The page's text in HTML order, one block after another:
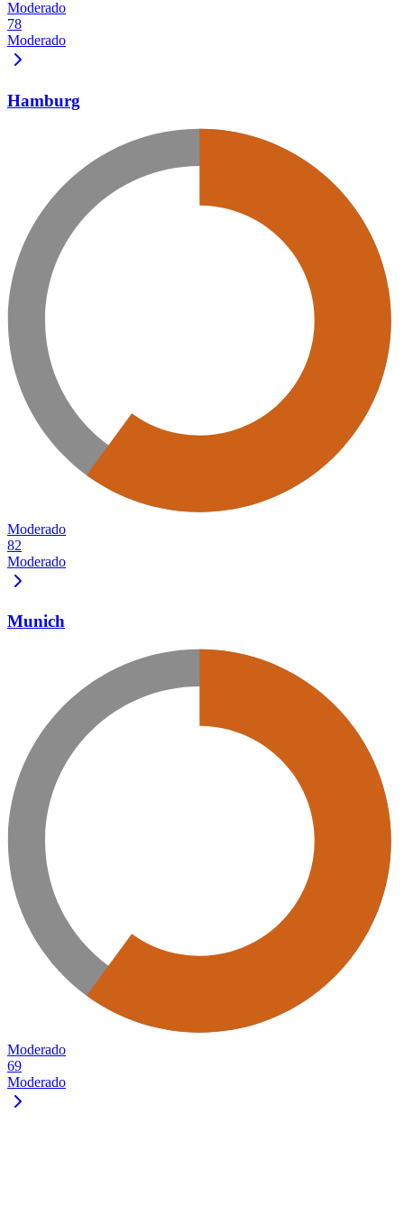
Moderado
78
Moderado
Hamburg
Moderado
82
Moderado
Munich
Moderado
69
Moderado